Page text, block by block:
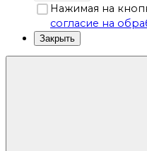
Нажимая на
согласие на
Закрыть